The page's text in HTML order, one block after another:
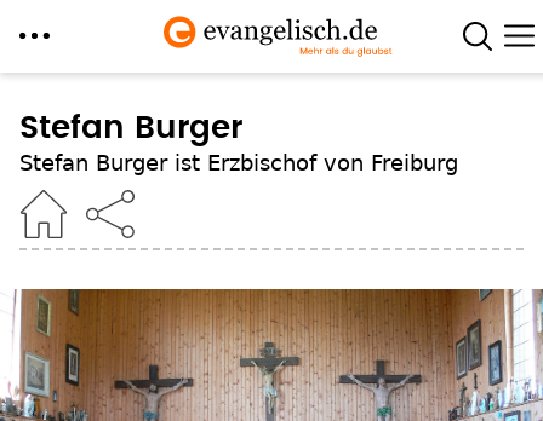
zum
Inhalt
Stefan Burger
Stefan Burger ist Erzbischof von Freiburg